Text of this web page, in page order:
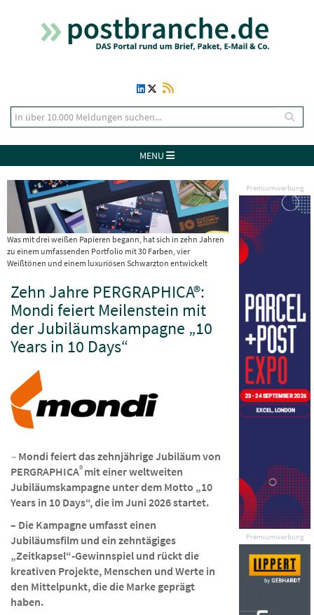
MENU
Premiumwerbung
Premiumwerbung
Was mit drei weißen Papieren begann, hat sich in zehn Jahren
zu einem umfassenden Portfolio mit 30 Farben, vier
Weißtönen und einem luxuriösen Schwarzton entwickelt
Zehn Jahre PERGRAPHICA®:
Mondi feiert Meilenstein mit
der Jubiläumskampagne „10
Years in 10 Days“
– Mondi feiert das zehnjährige Jubiläum von
PERGRAPHICA® mit einer weltweiten
Jubiläumskampagne unter dem Motto „10
Years in 10 Days“, die im Juni 2026 startet.
– Die Kampagne umfasst einen
Jubiläumsfilm und ein zehntägiges
„Zeitkapsel“-Gewinnspiel und rückt die
kreativen Projekte, Menschen und Werte in
den Mittelpunkt, die die Marke geprägt
haben.